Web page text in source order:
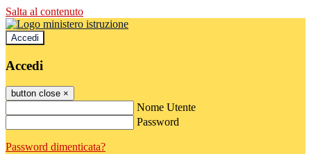
Salta al contenuto
Accedi
Accedi
button close ×
Nome Utente
Password
Password dimenticata?